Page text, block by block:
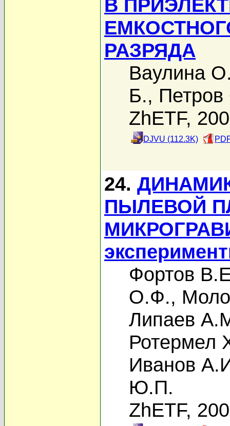
В
РАЗРЯДА
Ваулина
Б.,
ZhETF,
DJVU (112.3K)
24.
ПЫЛЕВОЙ
Фортов
О.Ф.,
Липаев
Ротермел
Иванов
Ю.П.
ZhETF,